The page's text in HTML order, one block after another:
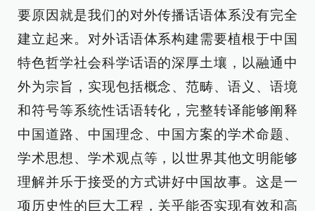
要原因就是我们的对外传播话语体系没有完全
建立起来。对外话语体系构建需要植根于中国
特色哲学社会科学话语的深厚土壤，以融通中
外为宗旨，实现包括概念、范畴、语义、语境
和符号等系统性话语转化，完整转译能够阐释
中国道路、中国理念、中国方案的学术命题、
学术思想、学术观点等，以世界其他文明能够
理解并乐于接受的方式讲好中国故事。这是一
项历史性的巨大工程，关乎能否实现有效和高